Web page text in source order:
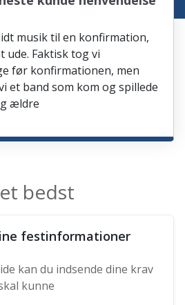
musik til en konfirmation,
ude. Faktisk tog vi
før konfirmationen, men
et band som kom og spillede
ældre
bedst
festinformationer
kan du indsende dine krav
kunne